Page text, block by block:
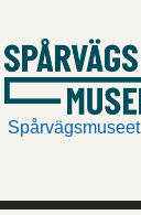
Spårvägsmuseet